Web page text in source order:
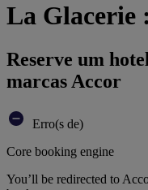
La Glacerie
Reserve um
marcas Accor
Erro(s de)
Core booking engine
You’ll be redirected to